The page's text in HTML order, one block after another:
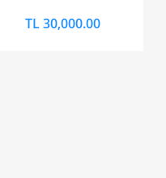
TL 30,000.00